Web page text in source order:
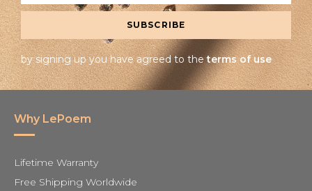
SUBSCRIBE
by signing up you have agreed to theterms of use
Why LePoem
Lifetime Warranty
Free Shipping Worldwide